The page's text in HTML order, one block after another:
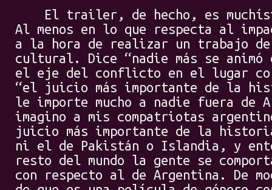
El trailer, de hecho, es
Al menos en lo que respecta al
a la hora de realizar un trabajo
cultural. Dice “nadie más se animó
el eje del conflicto en el lugar
“el juicio más importante de la
le importe mucho a nadie fuera de
imagino a mis compatriotas
juicio más importante de la
ni el de Pakistán o Islandia, y
resto del mundo la gente se
con respecto al de Argentina. De